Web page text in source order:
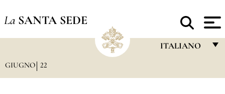
La SANTA SEDE
ITALIANO
GIUGNO 22